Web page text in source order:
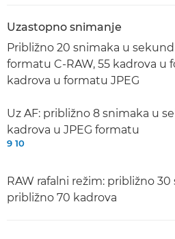
Uzastopno snimanje
Približno 20 snimaka u
formatu C-RAW, 55 kadrova u
kadrova u formatu JPEG
Uz AF: približno 8 snimaka u
kadrova u JPEG formatu
9 10
RAW rafalni režim: približno
približno 70 kadrova